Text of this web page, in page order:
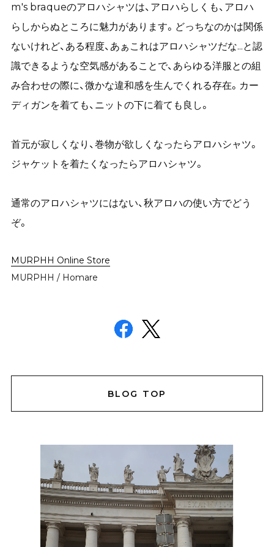
m's braqueのアロハシャツは、アロハらしくも、アロハ
らしからぬところに魅力があります。どっちなのかは関係
ないけれど、ある程度、あぁこれはアロハシャツだな...と認
識できるような空気感があることで、あらゆる洋服との組
み合わせの際に、微かな違和感を生んでくれる存在。カー
ディガンを着ても、ニットの下に着ても良し。
首元が寂しくなり、巻物が欲しくなったらアロハシャツ。
ジャケットを着たくなったらアロハシャツ。
通常のアロハシャツにはない、秋アロハの使い方でどう
ぞ。
MURPHH Online Store
MURPHH / Homare
BLOG TOP